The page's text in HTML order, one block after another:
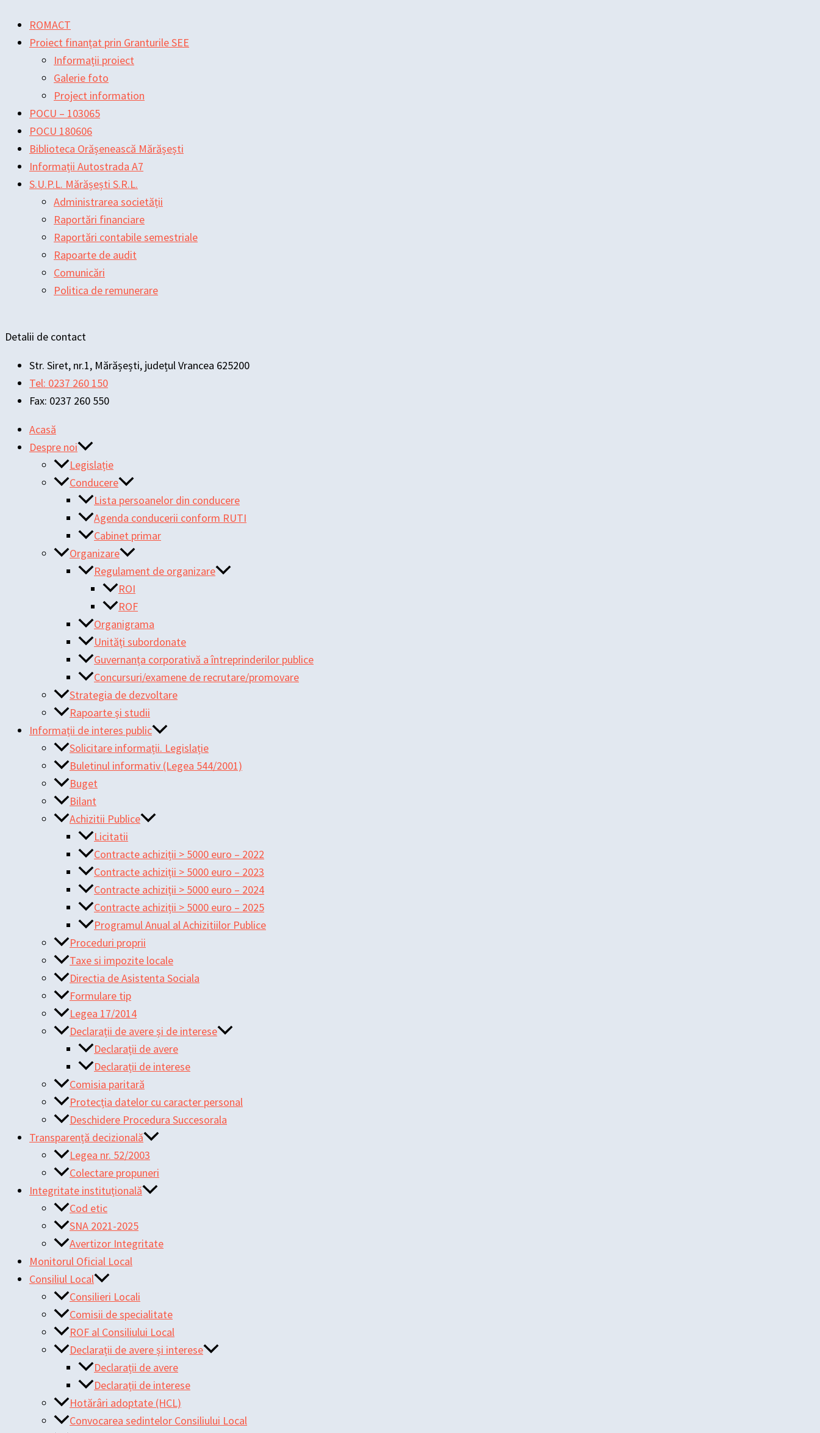
content
Menu ROMACT
Proiect finanțat prin Granturile SEE
Informații proiect
Galerie foto
Project information
POCU – 103065
POCU 180606
Biblioteca Orășenească Mărășești
Informații Autostrada A7
S.U.P.L. Mărășești S.R.L.
Administrarea societății
Raportări financiare
Raportări contabile semestriale
Rapoarte de audit
Comunicări
Politica de remunerare
Detalii de contact
Str. Siret, nr.1, Mărășești, județul Vrancea 625200
Tel: 0237 260 150
Fax: 0237 260 550
Acasă
Despre noi
Legislație
Conducere
Lista persoanelor din conducere
Agenda conducerii conform RUTI
Cabinet primar
Organizare
Regulament de organizare
ROI
ROF
Organigrama
Unități subordonate
Guvernanța corporativă a întreprinderilor publice
Concursuri/examene de recrutare/promovare
Strategia de dezvoltare
Rapoarte și studii
Informații de interes public
Solicitare informații. Legislație
Buletinul informativ (Legea 544/2001)
Buget
Bilant
Achizitii Publice
Licitatii
Contracte achiziții > 5000 euro – 2022
Contracte achiziții > 5000 euro – 2023
Contracte achiziții > 5000 euro – 2024
Contracte achiziții > 5000 euro – 2025
Programul Anual al Achizitiilor Publice
Proceduri proprii
Taxe si impozite locale
Directia de Asistenta Sociala
Formulare tip
Legea 17/2014
Declarații de avere și de interese
Declarații de avere
Declarații de interese
Comisia paritară
Protecția datelor cu caracter personal
Deschidere Procedura Succesorala
Transparență decizională
Legea nr. 52/2003
Colectare propuneri
Integritate instituțională
Cod etic
SNA 2021-2025
Avertizor Integritate
Monitorul Oficial Local
Consiliul Local
Consilieri Locali
Comisii de specialitate
ROF al Consiliului Local
Declarații de avere și interese
Declarații de avere
Declarații de interese
Hotărâri adoptate (HCL)
Convocarea sedintelor Consiliului Local
Menu
navigation